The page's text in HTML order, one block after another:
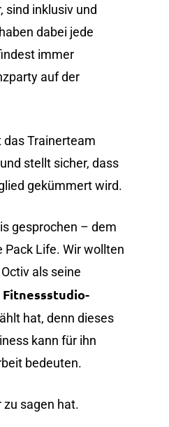
sind inklusiv und
dabei jede
immer
auf der
das Trainerteam
stellt sicher, dass
gekümmert wird.
gesprochen – dem
Pack Life. Wir wollten
als seine
hat, denn dieses
kann für ihn
bedeuten.
zu sagen hat.